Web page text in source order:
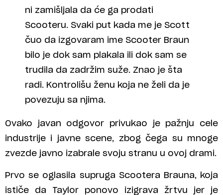
ni zamišljala da će ga prodati
Scooteru. Svaki put kada me je Scott
čuo da izgovaram ime Scooter Braun
bilo je dok sam plakala ili dok sam se
trudila da zadržim suže. Znao je šta
radi. Kontrolišu ženu koja ne želi da je
povezuju sa njima.
Ovako javan odgovor privukao je pažnju cele
industrije i javne scene, zbog čega su mnoge
zvezde javno izabrale svoju stranu u ovoj drami.
Prvo se oglasila supruga Scootera Brauna, koja
ističe da Taylor ponovo izigrava žrtvu jer je